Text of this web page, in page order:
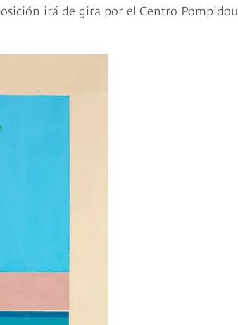
irá de gira por el Centro Pompidou